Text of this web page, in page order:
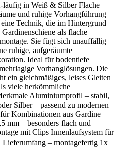
läufig in Weiß & Silber Flache
und ruhige Vorhangführung
Technik, die im Hintergrund
als flache
Sie fügt sich unauffällig
ruhige, aufgeräumte
Ideal für bodentiefe
Vorhanglösungen. Die
ein gleichmäßiges, leises Gleiten
viele herkömmliche
Aluminiumprofil – stabil,
Silber – passend zu modernen
Kombinationen aus Gardine
mm – besonders flach und
mit Clips Innenlaufsystem für
– montagefertig 1x